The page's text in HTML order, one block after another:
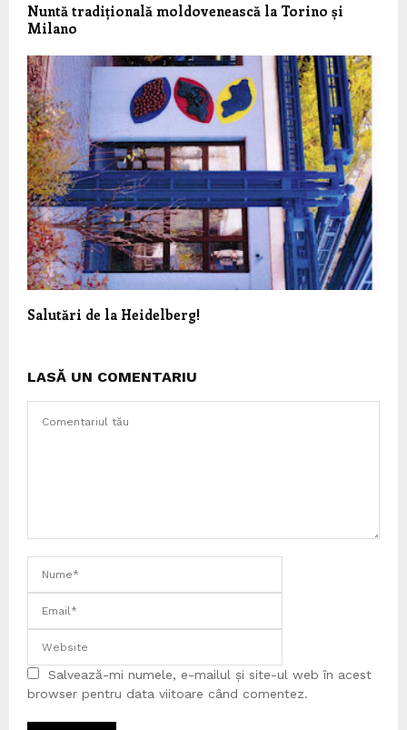
Nuntă tradițională moldovenească la Torino și
Milano
Salutări de la Heidelberg!
LASĂ UN COMENTARIU
Salvează-mi numele, e-mailul și site-ul web în acest
browser pentru data viitoare când comentez.